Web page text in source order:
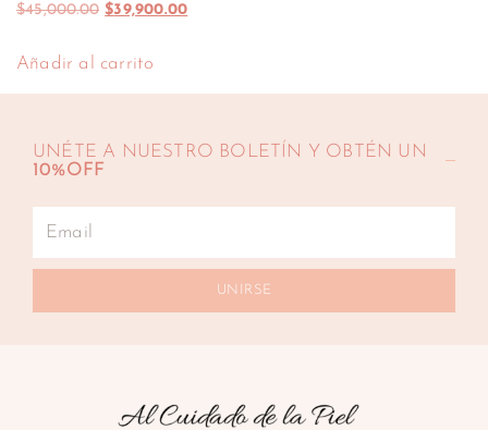
$45,000.00 $39,900.00
Añadir al carrito
UNÉTE A NUESTRO BOLETÍN Y OBTÉN UN
10%OFF
UNIRSE